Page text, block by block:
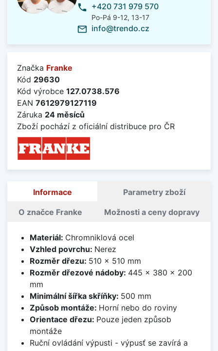
phone +420 731 979 570
Po-Pá 9-12, 13-17
mail_outline info@trendo.cz
Značka Franke
Kód 29630
Kód výrobce 127.0738.576
EAN 7612979127119
Záruka 24 měsíců
Zboží pochází z oficiální distribuce pro ČR
Informace Parametry zboží
O značce Franke Možnosti a ceny dopravy
Materiál: Chromniklová ocel
Vzhled povrchu: Nerez
Rozměr dřezu: 510 x 510 mm
Rozměr dřezové nádoby: 445 x 380 x 200
mm
Minimální šířka skříňky: 500 mm
Způsob montáže: Horní nebo do roviny
Orientace dřezu: Pouze jeden způsob
montáže
Ruční ovládání výpusti - výpusť se zavírá a